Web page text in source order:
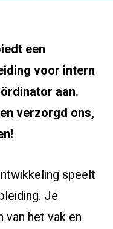
een
voor intern
aan.
verzorgd ons,
speelt
Je
van het vak en